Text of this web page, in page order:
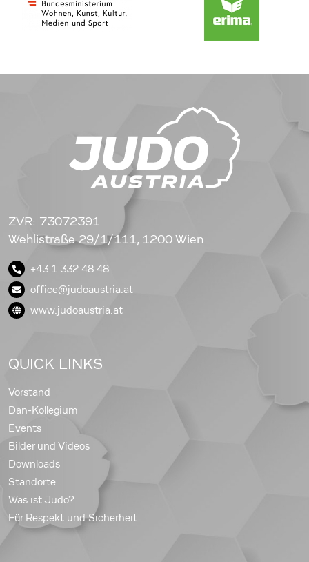
ZVR: 73072391
Wehlistraße 29/1/111, 1200 Wien
+43 1 332 48 48
office@judoaustria.at
www.judoaustria.at
QUICK LINKS
Vorstand
Dan-Kollegium
Events
Bilder und Videos
Downloads
Standorte
Was ist Judo?
Für Respekt und Sicherheit